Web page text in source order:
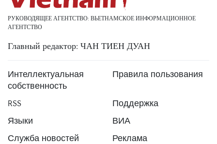
РУКОВОДЯЩЕЕ АГЕНТСТВО: ВЬЕТНАМСКОЕ ИНФОРМАЦИОННОЕ
АГЕНТСТВО
Главный редактор: ЧАН ТИЕН ДУАН
Интеллектуальная
собственность
Правила пользования
RSS
Поддержка
Языки
ВИА
Служба новостей
Реклама